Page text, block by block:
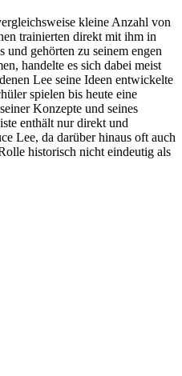
kleine Anzahl von
trainierten direkt mit ihm in
und gehörten zu seinem engen
handelte es sich dabei meist
Lee seine Ideen entwickelte
spielen bis heute eine
Konzepte und seines
enthält nur direkt und
Lee, da darüber hinaus oft auch
historisch nicht eindeutig als